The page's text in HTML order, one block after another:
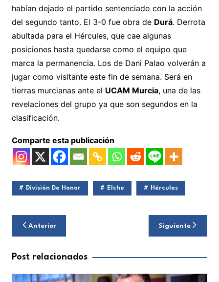
habían dejado el partido sentenciado con la acción
del segundo tanto. El 3-0 fue obra de Durá. Derrota
abultada para el Hércules, que cae algunas
posiciones hasta quedarse como el equipo que
marca la permanencia. Los de Dani Palao volverán a
jugar como visitante este fin de semana. Será en
tierras murcianas ante el UCAM Murcia, una de las
revelaciones del grupo ya que son segundos en la
clasificación.
Comparte esta publicación
División De Honor Elche Hércules
Navegación
de
entradas
Anterior Siguiente
Post relacionados